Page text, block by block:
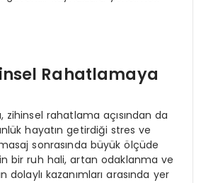
Rahatlamaya
zihinsel rahatlama açısından da
hayatın getirdiği stres ve
sonrasında büyük ölçüde
bir ruh hali, artan odaklanma ve
dolaylı kazanımları arasında yer